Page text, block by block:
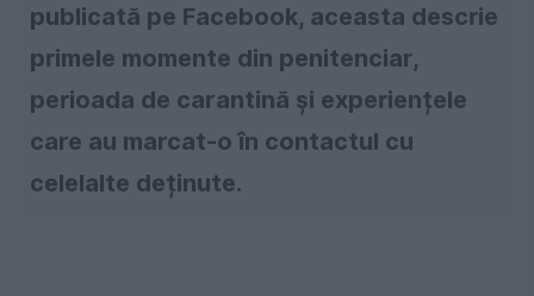
publicată pe Facebook, aceasta descrie
primele momente din penitenciar,
perioada de carantină și experiențele
care au marcat-o în contactul cu
celelalte deținute.